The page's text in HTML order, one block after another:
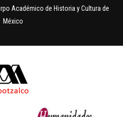
Académico de Historia y Cultura de
México